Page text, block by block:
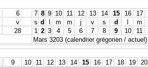
6 7 8 9 10 11 12 13 14 15 16 17
v s d m m j v s d m
28 1 2 3 4 5 6 7 8 9 10 11
Mars 3203 (calendrier grégorien / actuel)
9 10 11 12 13 14 15 16 17 18 19 20